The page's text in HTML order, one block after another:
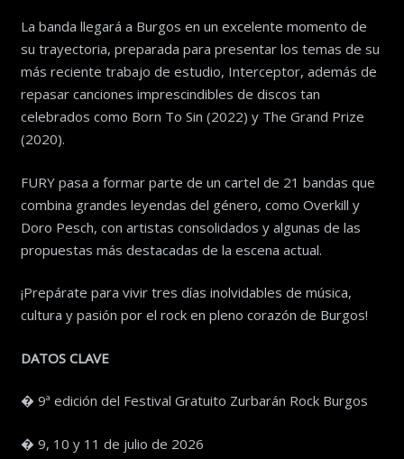
La banda llegará a Burgos en un excelente momento de
su trayectoria, preparada para presentar los temas de su
más reciente trabajo de estudio, Interceptor, además de
repasar canciones imprescindibles de discos tan
celebrados como Born To Sin (2022) y The Grand Prize
(2020).
FURY pasa a formar parte de un cartel de 21 bandas que
combina grandes leyendas del género, como Overkill y
Doro Pesch, con artistas consolidados y algunas de las
propuestas más destacadas de la escena actual.
¡Prepárate para vivir tres días inolvidables de música,
cultura y pasión por el rock en pleno corazón de Burgos!
DATOS CLAVE
� 9ª edición del Festival Gratuito Zurbarán Rock Burgos
� 9, 10 y 11 de julio de 2026